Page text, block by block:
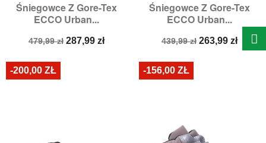
Śniegowce Z Gore-Tex
ECCO Urban...
Cena
479,99 zł Cena
287,99 zł
Śniegowce Z Gore-Tex
ECCO Urban...
Cena
439,99 zł Cena
263,99 zł
-200,00 ZŁ -156,00 ZŁ